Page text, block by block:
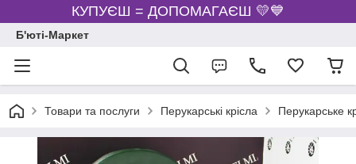
КУПУЄШ = ДОПОМАГАЄШ 💛💙
Б'юті-Маркет
Товари та послуги Перукарські крісла Перукарське